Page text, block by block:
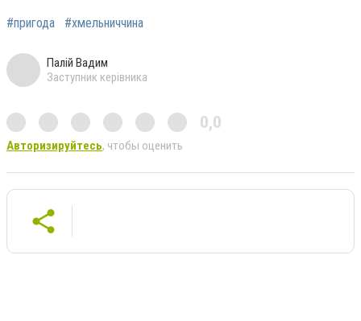
#пригода #хмельниччина
Палій Вадим
Заступник керівника
0,0
Авторизируйтесь, чтобы оценить